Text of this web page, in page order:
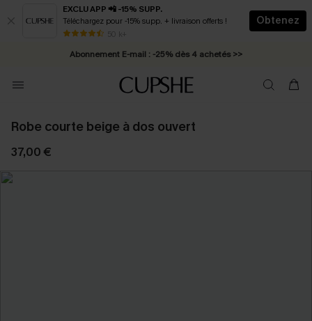
EXCLU APP 📲 -15% SUPP.
Téléchargez pour -15% supp. + livraison offerts !
50 k+
Obtenez
* Livraison éclair 2-3 jours ouvrés >>
Abonnement E-mail : -25% dès 4 achetés >>
Robe courte beige à dos ouvert
37,00 €